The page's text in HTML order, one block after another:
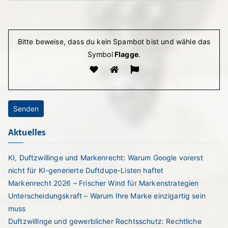
Bitte beweise, dass du kein Spambot bist und wähle das
SymbolFlagge.
Aktuelles
KI, Duftzwillinge und Markenrecht: Warum Google vorerst
nicht für KI-generierte Duftdupe-Listen haftet
Markenrecht 2026 – Frischer Wind für Markenstrategien
Unterscheidungskraft – Warum Ihre Marke einzigartig sein
muss
Duftzwillinge und gewerblicher Rechtsschutz: Rechtliche